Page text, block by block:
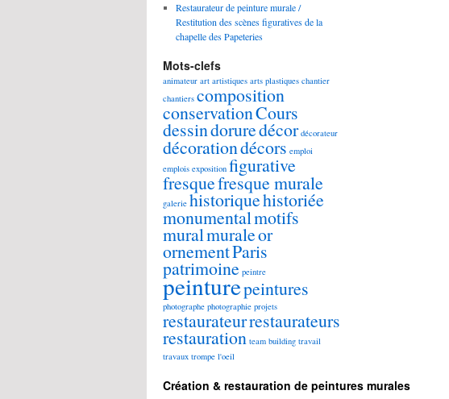
Restaurateur de peinture murale /
Restitution des scènes figuratives de la
chapelle des Papeteries
Mots-clefs
animateur art artistiques arts plastiques chantier
chantiers composition
conservationCours
dessindoruredécor décorateur
décorationdécors emploi
emplois exposition figurative
fresquefresque murale
galerie historiquehistoriée
monumentalmotifs
muralmuraleor
ornementParis
patrimoine peintre
peinturepeintures
photographe photographie projets
restaurateurrestaurateurs
restauration team building travail
travaux trompe l'oeil
Création & restauration de peintures murales